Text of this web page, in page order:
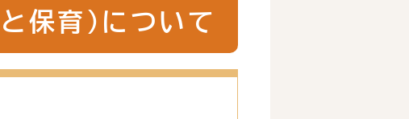
保育）について